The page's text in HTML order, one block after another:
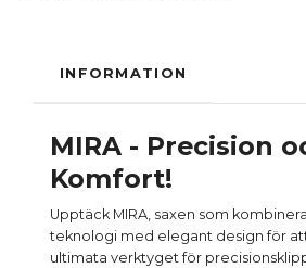
INFORMATION
MIRA - Precision
Komfort!
Upptäck MIRA, saxen som
teknologi med elegant design för
ultimata verktyget för